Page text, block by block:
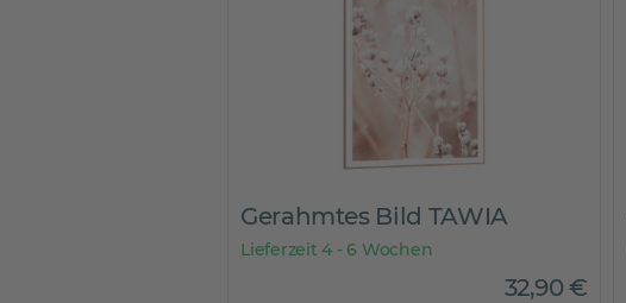
Gerahmtes Bild TAWIA
Lieferzeit 4 - 6 Wochen
32,90€